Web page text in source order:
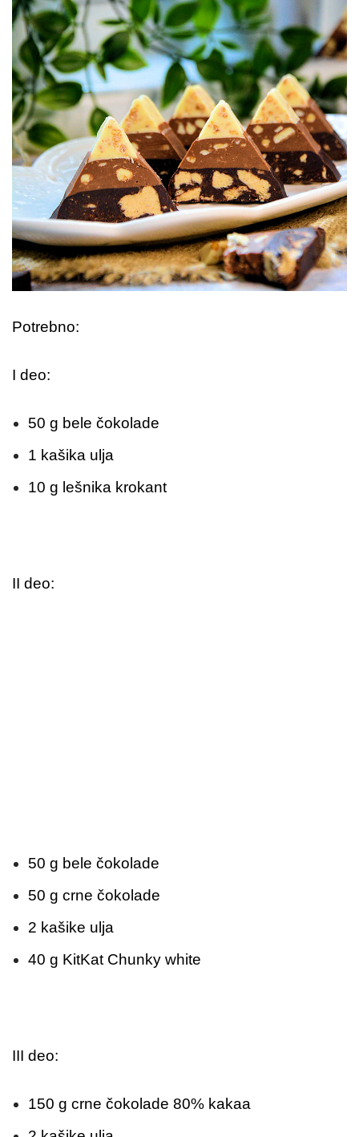
Potrebno:
I deo:
50 g bele čokolade
1 kašika ulja
10 g lešnika krokant
II deo:
50 g bele čokolade
50 g crne čokolade
2 kašike ulja
40 g KitKat Chunky white
III deo:
150 g crne čokolade 80% kakaa